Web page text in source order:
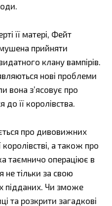
її матері, Фейт
прийняти
клану вампірів.
нові проблеми
вона з’ясовує про
її королівства.
про дивовижних
королівстві, а також про
таємничо операціює в
не тільки за свою
підданих. Чи зможе
та розкрити загадкові